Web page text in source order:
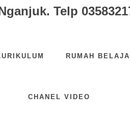
Telp
RUMAH
CHANEL VIDEO